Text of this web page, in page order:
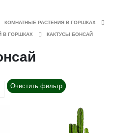
КОМНАТНЫЕ РАСТЕНИЯ В ГОРШКАХ
В ГОРШКАХ КАКТУСЫ БОНСАЙ
Очистить фильтр